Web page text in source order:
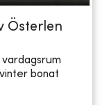
Österlen
bonat